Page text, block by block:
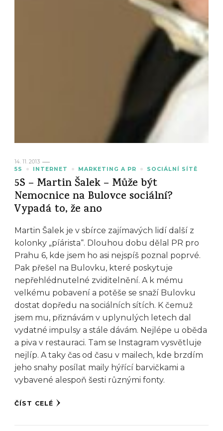
14. 11. 2013
5S
INTERNET MARKETING A PR SOCIÁLNÍ SÍTĚ
5S – Martin Šalek – Může být
Nemocnice na Bulovce sociální?
Vypadá to, že ano
Martin Šalek je v sbírce zajímavých lidí další z
kolonky „píárista“. Dlouhou dobu dělal PR pro
Prahu 6, kde jsem ho asi nejspíš poznal poprvé.
Pak přešel na Bulovku, které poskytuje
nepřehlédnutelné zviditelnění. A k mému
velkému pobavení a potěše se snaží Bulovku
dostat dopředu na sociálních sítích. K čemuž
jsem mu, přiznávám v uplynulých letech dal
vydatné impulsy a stále dávám. Nejlépe u oběda
a piva v restauraci. Tam se Instagram vysvětluje
nejlíp. A taky čas od času v mailech, kde brzdím
jeho snahy posílat maily hýřící barvičkami a
vybavené alespoň šesti různými fonty.
ČÍST CELÉ